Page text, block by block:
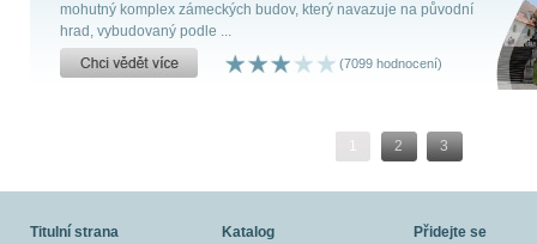
mohutný komplex zámeckých budov, který navazuje na původní
hrad, vybudovaný podle ...
(7099 hodnocení)
1 2 3
Titulní strana Katalog Přidejte se